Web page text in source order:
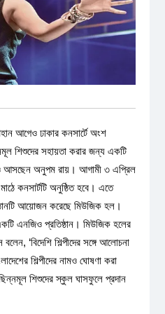
আগেও ঢাকার কনসার্টে অংশ
শিশুদের সহায়তা করার জন্য একটি
আসছেন অনুপম রায়। আগামী ৩ এপ্রিল
কনসার্টটি অনুষ্ঠিত হবে। এতে
আয়োজন করেছে মিউজিক হল।
এনজিও প্রতিষ্ঠান। মিউজিক হলের
বলেন, ‘বিদেশি শিল্পীদের সঙ্গে আলোচনা
শিল্পীদের নামও ঘোষণা করা
শিশুদের স্কুল ঘাসফুলে প্রদান